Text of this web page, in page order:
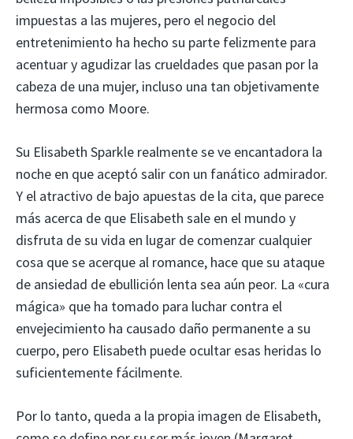
impuestas a las mujeres, pero el negocio del
entretenimiento ha hecho su parte felizmente para
acentuar y agudizar las crueldades que pasan por la
cabeza de una mujer, incluso una tan objetivamente
hermosa como Moore.
Su Elisabeth Sparkle realmente se ve encantadora la
noche en que aceptó salir con un fanático admirador.
Y el atractivo de bajo apuestas de la cita, que parece
más acerca de que Elisabeth sale en el mundo y
disfruta de su vida en lugar de comenzar cualquier
cosa que se acerque al romance, hace que su ataque
de ansiedad de ebullición lenta sea aún peor. La «cura
mágica» que ha tomado para luchar contra el
envejecimiento ha causado daño permanente a su
cuerpo, pero Elisabeth puede ocultar esas heridas lo
suficientemente fácilmente.
Por lo tanto, queda a la propia imagen de Elisabeth,